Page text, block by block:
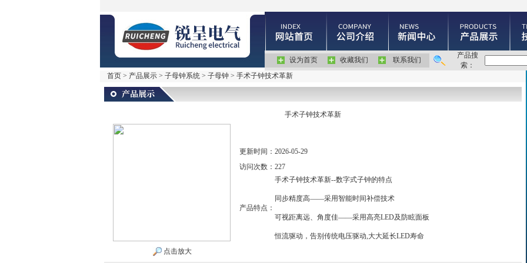
设为首页 收藏我们 联系我们
产品搜
索：
首页 > 产品展示 > 子母钟系统 > 子母钟 > 手术子钟技术革新
手术子钟技术革新
点击放大
更新时间： 2026-05-29
访问次数： 227
产品特点：
手术子钟技术革新--数字式子钟的特点
同步精度高――采用智能时间补偿技术
可视距离远、角度佳――采用高亮LED及防眩面板
恒流驱动，告别传统电压驱动,大大延长LED寿命